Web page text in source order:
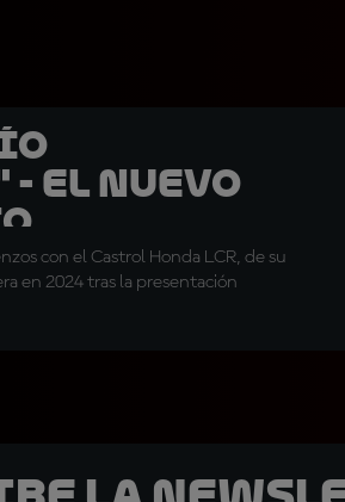
El nuevo
con el Castrol Honda LCR, de su
en 2024 tras la presentación